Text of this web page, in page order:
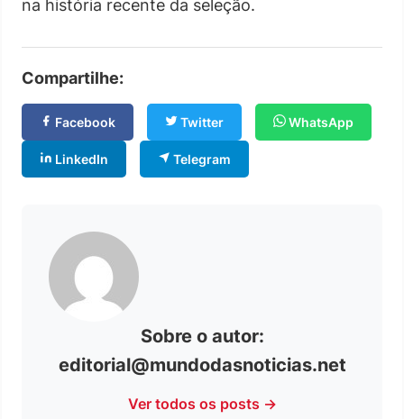
na história recente da seleção.
Compartilhe:
Facebook Twitter WhatsApp
LinkedIn Telegram
Sobre o autor:
editorial@mundodasnoticias.net
Ver todos os posts →